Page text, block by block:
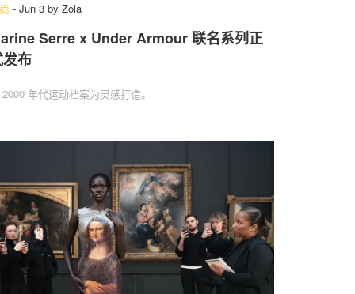
- Jun 3 by Zola
Serre x Under Armour 联名系列正
发布
年代运动档案为灵感打造。